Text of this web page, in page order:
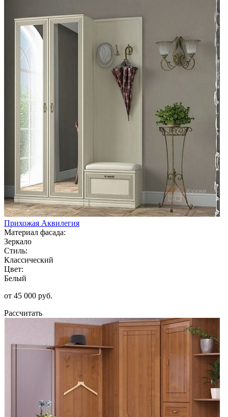
Прихожая Аквилегия
Материал фасада:
Зеркало
Стиль:
Классический
Цвет:
Белый
от 45 000 руб.
Рассчитать